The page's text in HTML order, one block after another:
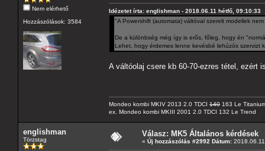
Nem elérhető
Hozzászólások: 3584
Idézetet írta: englishman - 2018.06.11 hétfő, 09:10:33
"A Powershift (automata) váltóval szerelt modellek
De a különbség még így is erős, főleg, hogy én
Lehet, hogy érdemes lenne kevésbé lehúzós szervizt
A váltóolaj csere kb 60-70-ezres tétel, ezért
Mondeo kombi MKIV 2013 2.0 TDCI 140 163 Le
ex. Mondeo kombi MKIII 2001 2.0 TDCI 132 Le Trend
englishman
Törzstag
Válasz: MK5 Általános kérdések
« Új hozzászólás #2992 Dátum: